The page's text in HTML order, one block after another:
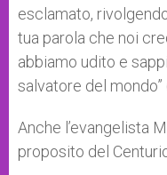
esclamato,
tua parola che noi
abbiamo udito e
salvatore del mondo”
Anche l’evangelista
proposito del